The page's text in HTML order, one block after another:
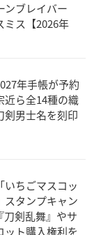
ンブレイバー
ミス【2026年
年手帳が予約
近ら全14種の織
剣男士名を刻印
いちごマスコッ
スタンプキャン
刀剣乱舞』やサ
ット購入権利を